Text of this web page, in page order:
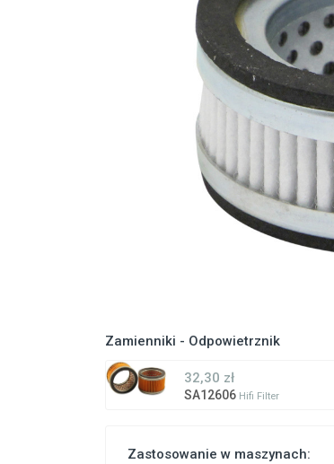
Zamienniki - Odpowietrznik
32,30 zł
SA12606 Hifi Filter
Zastosowanie w maszynach: